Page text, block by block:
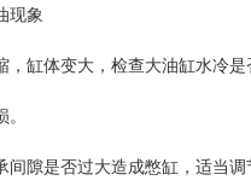
现象
缸体变大，检查大油缸水冷是
隙是否过大造成憋缸，适当调